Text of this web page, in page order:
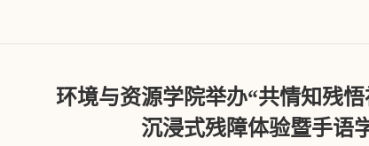
环境与资源学院举办“共情知残
沉浸式残障体验暨手语